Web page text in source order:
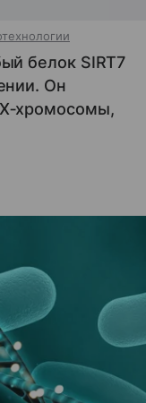
белок SIRT7
Он